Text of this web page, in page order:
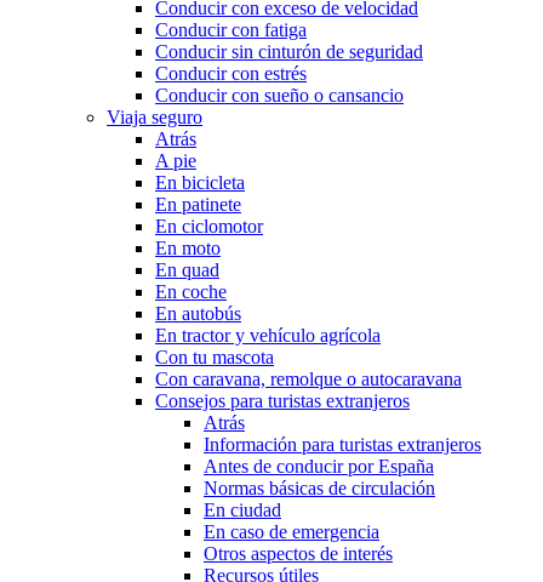
Conducir con exceso de velocidad
Conducir con fatiga
Conducir sin cinturón de seguridad
Conducir con estrés
Conducir con sueño o cansancio
Viaja seguro
Atrás
A pie
En bicicleta
En patinete
En ciclomotor
En moto
En quad
En coche
En autobús
En tractor y vehículo agrícola
Con tu mascota
Con caravana, remolque o autocaravana
Consejos para turistas extranjeros
Atrás
Información para turistas extranjeros
Antes de conducir por España
Normas básicas de circulación
En ciudad
En caso de emergencia
Otros aspectos de interés
Recursos útiles